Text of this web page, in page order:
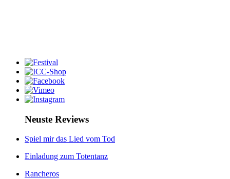
Neuste Reviews
Spiel mir das Lied vom Tod
Einladung zum Totentanz
Rancheros